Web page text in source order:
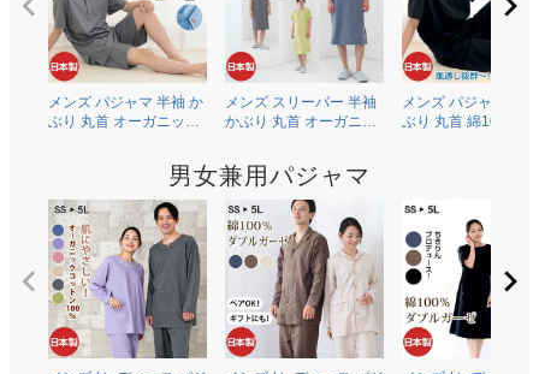
メンズ パジャマ 半袖 か
ぶり 丸首 オーガニック
メンズ スリーパー 半袖
かぶり 丸首 オーガニッ
メンズ パジャマ 半
ぶり 丸首 綿100％二
男女兼用パジャマ